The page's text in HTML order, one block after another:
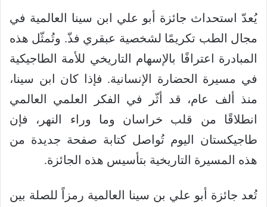
يُعدّ استحداث جائزة أبو علي ابن سينا ​​العالمية في
مجال الطب تكريمًا لشخصية عبقري فذّ. وتُمثّل هذه
المبادرة اعترافًا بالإسهام التاريخي للأمة الطاجيكية
في مسيرة الحضارة الإنسانية. فإذا كان ابن سينا،
منذ ألف عام، قد أثّر في الفكر العلمي العالمي
انطلاقًا من قلب خراسان وما وراء النهر، فإن
طاجيكستان اليوم تُواصل كتابة صفحة جديدة من
هذه المسيرة التاريخية بتأسيس هذه الجائزة.
تُعد جائزة أبو علي بن سينا العالمية رمزاً للصلة بين